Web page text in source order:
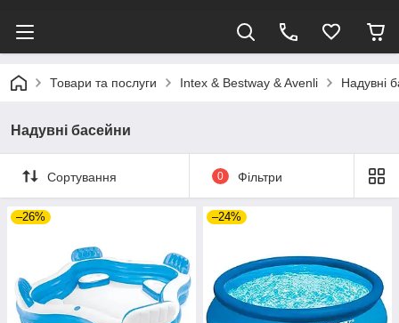
Товари та послуги Intex & Bestway & Avenli Надувні
Надувні басейни
Сортування 0 Фільтри
–26% –24%